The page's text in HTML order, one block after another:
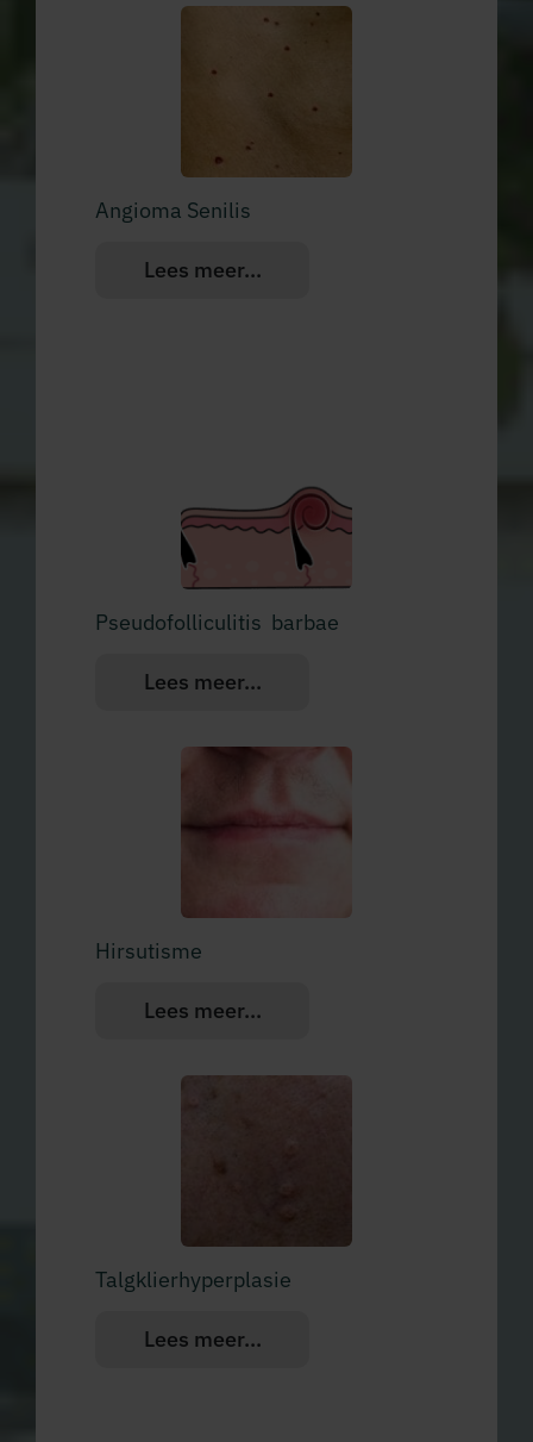
Angioma Senilis
Lees meer...
Pseudofolliculitis barbae
Lees meer...
Hirsutisme
Lees meer...
Talgklierhyperplasie
Lees meer...